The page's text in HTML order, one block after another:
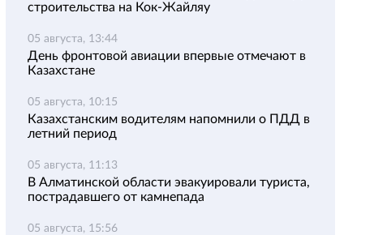
строительства на Кок-Жайляу
05 августа, 13:44
День фронтовой авиации впервые отмечают в
Казахстане
05 августа, 10:15
Казахстанским водителям напомнили о ПДД в
летний период
05 августа, 11:13
В Алматинской области эвакуировали туриста,
пострадавшего от камнепада
05 августа, 15:56